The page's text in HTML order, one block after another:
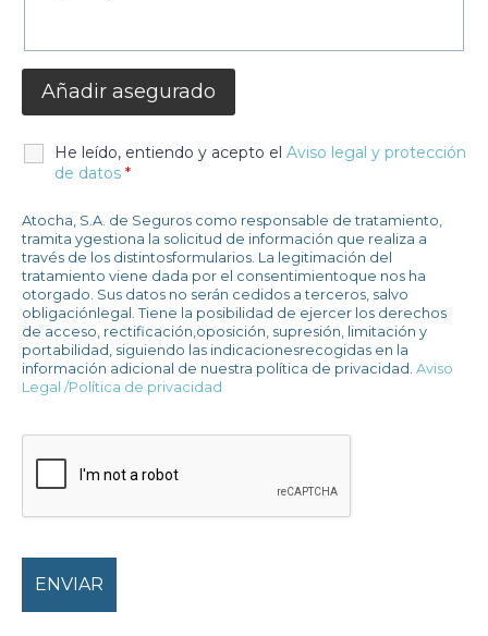
Añadir asegurado
He leído, entiendo y acepto el Aviso legal y protección
de datos *
Atocha, S.A. de Seguros como responsable de tratamiento,
tramita ygestiona la solicitud de información que realiza a
través de los distintosformularios. La legitimación del
tratamiento viene dada por el consentimientoque nos ha
otorgado. Sus datos no serán cedidos a terceros, salvo
obligaciónlegal. Tiene la posibilidad de ejercer los derechos
de acceso, rectificación,oposición, supresión, limitación y
portabilidad, siguiendo las indicacionesrecogidas en la
información adicional de nuestra política de privacidad. Aviso
Legal /Política de privacidad